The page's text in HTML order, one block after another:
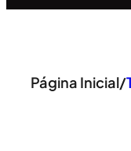
Página Inicial/